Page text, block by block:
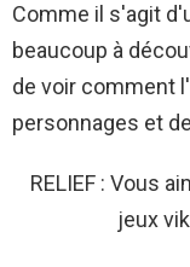
Comme il s'agit
beaucoup à
de voir comment
personnages et
RELIEF : Vous
jeux